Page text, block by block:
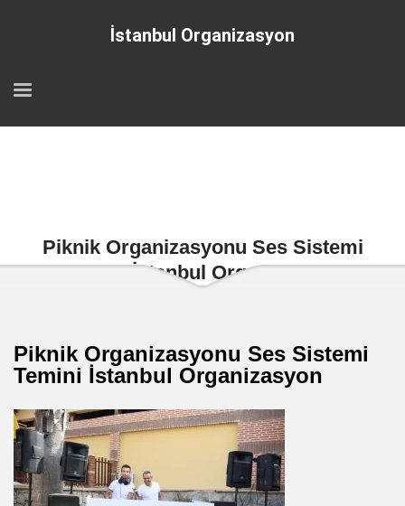
İstanbul Organizasyon
Piknik Organizasyonu Ses Sistemi
Temini İstanbul Organizasyon
Piknik Organizasyonu Ses Sistemi
Temini İstanbul Organizasyon